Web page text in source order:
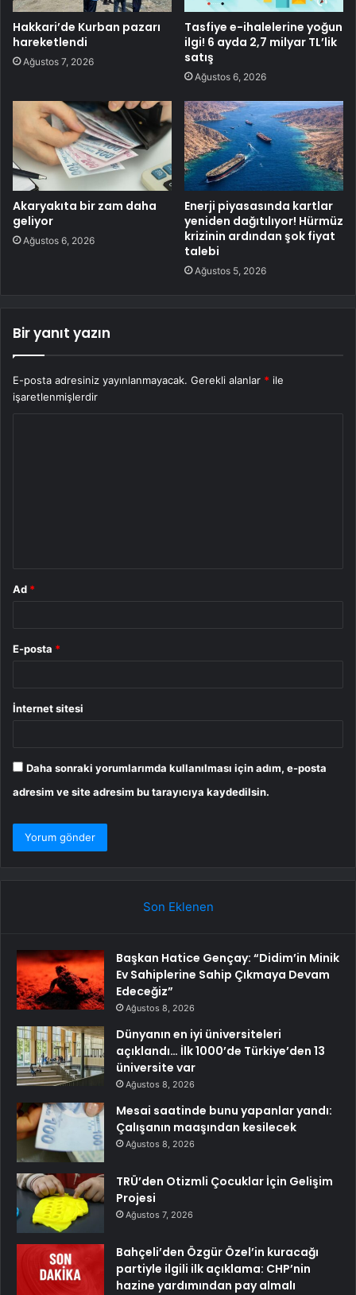
Hakkari’de Kurban pazarı
hareketlendi
Ağustos 7, 2026
Tasfiye e-ihalelerine yoğun
ilgi! 6 ayda 2,7 milyar TL’lik
satış
Ağustos 6, 2026
Akaryakıta bir zam daha
geliyor
Ağustos 6, 2026
Enerji piyasasında kartlar
yeniden dağıtılıyor! Hürmüz
krizinin ardından şok fiyat
talebi
Ağustos 5, 2026
Bir yanıt yazın
E-posta adresiniz yayınlanmayacak. Gerekli alanlar * ile
işaretlenmişlerdir
Ad *
E-posta *
İnternet sitesi
Daha sonraki yorumlarımda kullanılması için adım, e-posta
adresim ve site adresim bu tarayıcıya kaydedilsin.
Son Eklenen
Başkan Hatice Gençay: “Didim’in Minik
Ev Sahiplerine Sahip Çıkmaya Devam
Edeceğiz”
Ağustos 8, 2026
Dünyanın en iyi üniversiteleri
açıklandı… İlk 1000’de Türkiye’den 13
üniversite var
Ağustos 8, 2026
Mesai saatinde bunu yapanlar yandı:
Çalışanın maaşından kesilecek
Ağustos 8, 2026
TRÜ’den Otizmli Çocuklar İçin Gelişim
Projesi
Ağustos 7, 2026
Bahçeli’den Özgür Özel’in kuracağı
partiyle ilgili ilk açıklama: CHP’nin
hazine yardımından pay almalı